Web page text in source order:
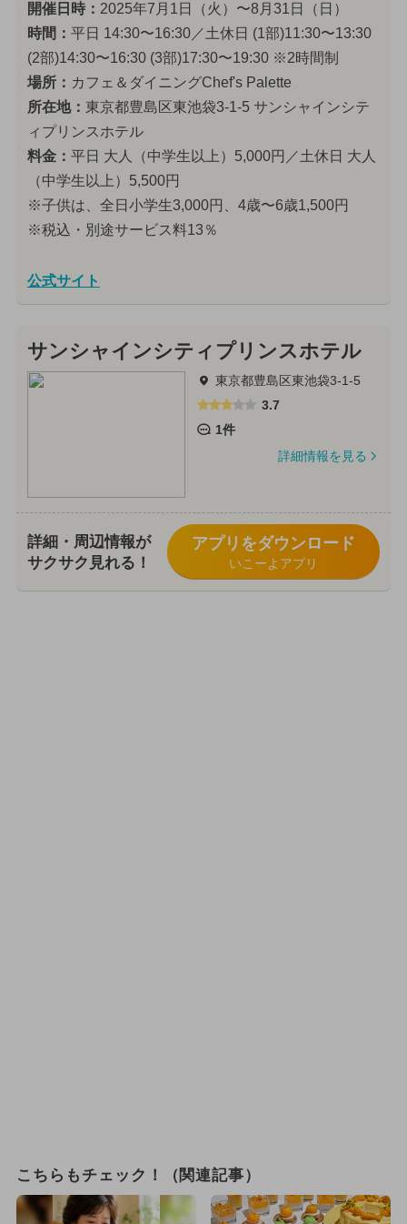
開催日時： 2025年7月1日（火）〜8月31日（日）
時間： 平日 14:30〜16:30／土休日 (1部)11:30〜13:30
(2部)14:30〜16:30 (3部)17:30〜19:30 ※2時間制
場所： カフェ＆ダイニングChef's Palette
所在地： 東京都豊島区東池袋3-1-5 サンシャインシテ
ィプリンスホテル
料金： 平日 大人（中学生以上）5,000円／土休日 大人
（中学生以上）5,500円
※子供は、全日小学生3,000円、4歳〜6歳1,500円
※税込・別途サービス料13％
公式サイト
サンシャインシティプリンスホテル
東京都豊島区東池袋3-1-5
3.7
1件
詳細情報を見る
詳細・周辺情報が
サクサク見れる！
アプリをダウンロード
いこーよアプリ
こちらもチェック！（関連記事）